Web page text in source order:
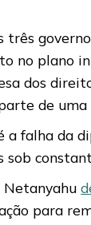
três
no plano
dos
de
falha da
Netanyahu
para